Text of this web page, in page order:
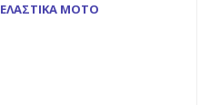
ΕΛΑΣΤΙΚΑ ΜΟΤΟ